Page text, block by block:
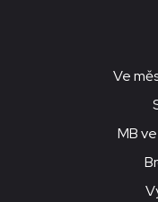
Ve
MB